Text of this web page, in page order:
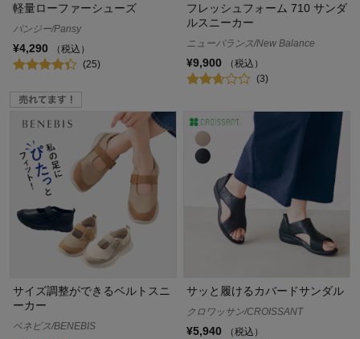
軽量ローファーシューズ
パンジー/Pansy
¥4,290
（税込）
(25)
フレッシュフォーム 710 サンダ
ルスニーカー
ニューバランス/New Balance
¥9,900
（税込）
(3)
サイズ調整ができるベルトスニ
ーカー
ベネビス/BENEBIS
サッと履けるカバードサンダル
クロワッサン/CROISSANT
¥5,940
（税込）